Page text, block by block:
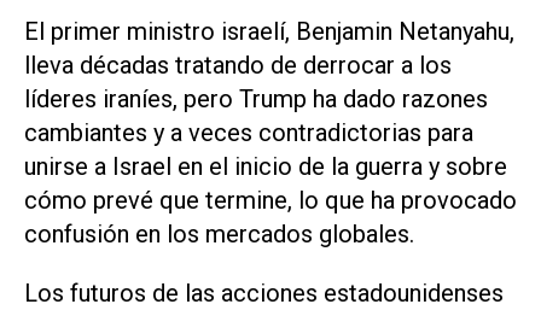
El primer ministro israelí, Benjamin Netanyahu,
lleva décadas tratando de derrocar a los
líderes iraníes, pero Trump ha dado razones
cambiantes y a veces contradictorias para
unirse a Israel en el inicio de la guerra y sobre
cómo prevé que termine, lo que ha provocado
confusión en los mercados globales.
Los futuros de las acciones estadounidenses ​